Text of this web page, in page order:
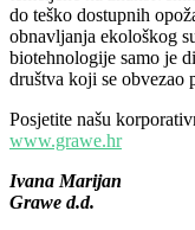
do teško dostupnih
obnavljanja ekološkog
biotehnologije samo je
društva koji se obvezao
Posjetite našu
www.grawe.hr
Ivana Marijan
Grawe d.d.